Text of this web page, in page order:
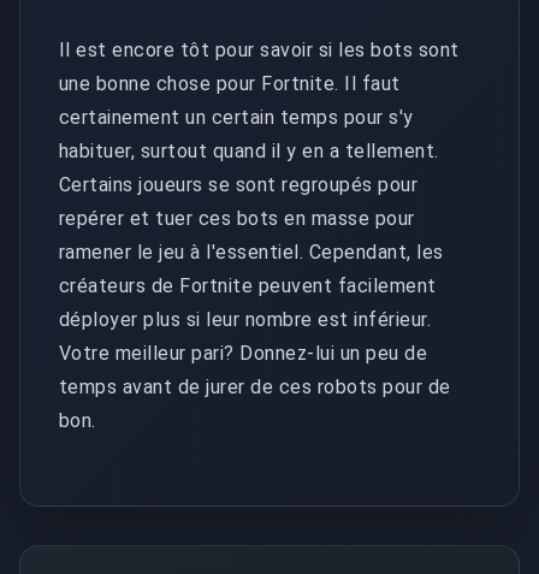
Il est encore tôt pour savoir si les bots sont
une bonne chose pour Fortnite. Il faut
certainement un certain temps pour s'y
habituer, surtout quand il y en a tellement.
Certains joueurs se sont regroupés pour
repérer et tuer ces bots en masse pour
ramener le jeu à l'essentiel. Cependant, les
créateurs de Fortnite peuvent facilement
déployer plus si leur nombre est inférieur.
Votre meilleur pari? Donnez-lui un peu de
temps avant de jurer de ces robots pour de
bon.